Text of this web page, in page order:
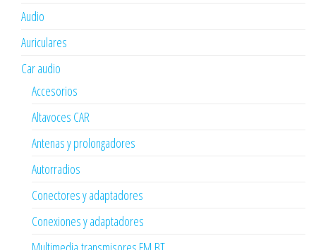
Audio
Auriculares
Car audio
Accesorios
Altavoces CAR
Antenas y prolongadores
Autorradios
Conectores y adaptadores
Conexiones y adaptadores